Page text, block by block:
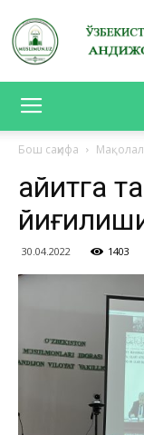
Бош саҳифа
Ҳайитга
30.04.2022 1403